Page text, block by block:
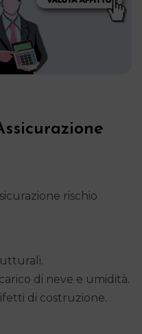
rischio
di neve e umidità.
di costruzione.